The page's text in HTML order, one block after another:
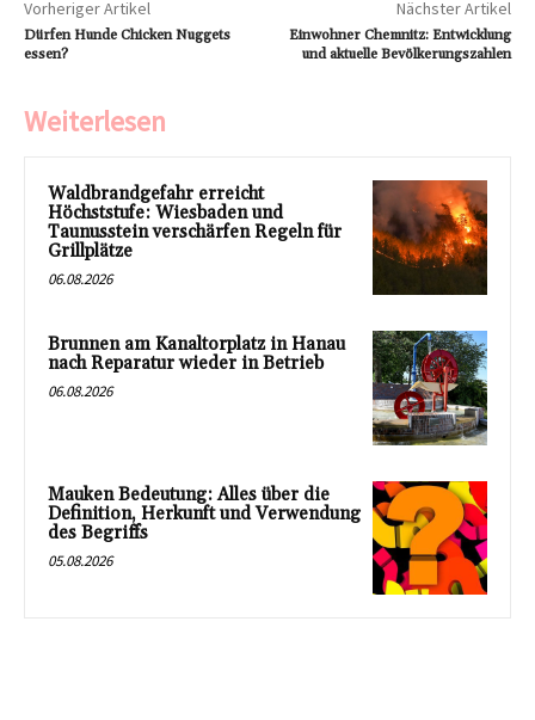
Vorheriger Artikel
Dürfen Hunde Chicken Nuggets
essen?
Nächster Artikel
Einwohner Chemnitz: Entwicklung
und aktuelle Bevölkerungszahlen
Weiterlesen
Waldbrandgefahr erreicht
Höchststufe: Wiesbaden und
Taunusstein verschärfen Regeln für
Grillplätze
06.08.2026
Brunnen am Kanaltorplatz in Hanau
nach Reparatur wieder in Betrieb
06.08.2026
Mauken Bedeutung: Alles über die
Definition, Herkunft und Verwendung
des Begriffs
05.08.2026